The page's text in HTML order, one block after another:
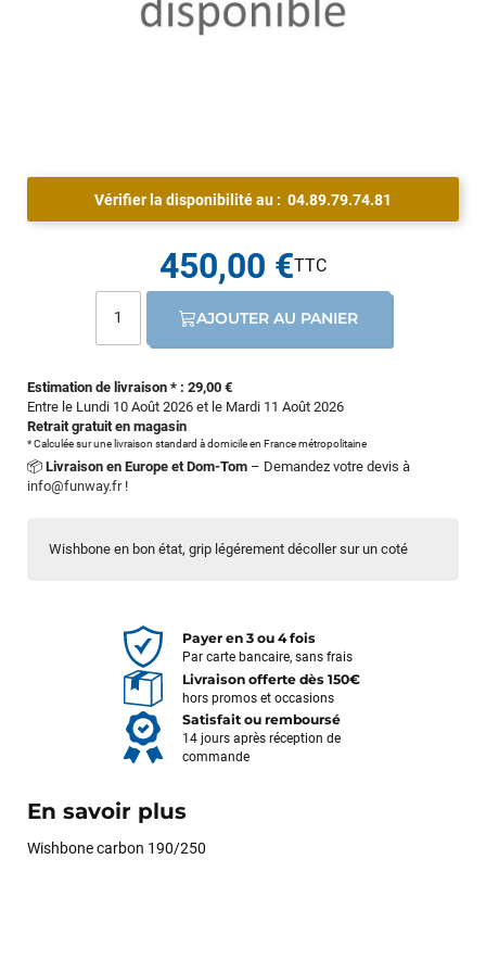
Wishbone en bon état, grip légérement décoller sur un coté
Vérifier la disponibilité au : 04.89.79.74.81
Estimation de livraison * : 29,00 €
Entre le Lundi 10 Août 2026 et le Mardi 11 Août 2026
Retrait gratuit en magasin
* Calculée sur une livraison standard à domicile en France métropolitaine
📦 Livraison en Europe et Dom-Tom – Demandez votre devis à
info@funway.fr!
450,00 €
AJOUTER AU PANIER
Payer en 3 ou 4 fois
Par carte bancaire, sans frais
Livraison offerte dès 150€
hors promos et occasions
Satisfait ou remboursé
14 jours après réception de
commande
En savoir plus
Wishbone carbon 190/250